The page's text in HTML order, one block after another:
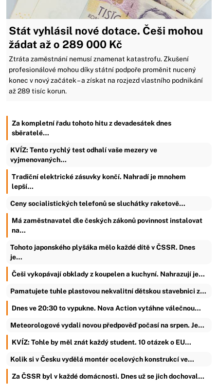
Stát vyhlásil nové dotace. Češi mohou
žádat až o 289 000 Kč
Ztráta zaměstnání nemusí znamenat katastrofu. Zkušení
profesionálové mohou díky státní podpoře proměnit nucený
konec v nový začátek – a získat na rozjezd vlastního podnikání
až 289 tisíc korun.
Za kompletní řadu tohoto hitu z devadesátek dnes
sběratelé…
KVÍZ: Tento rychlý test odhalí vaše mezery ve
vyjmenovaných…
Tradiční elektrické zásuvky končí. Nahradí je mnohem
lepší…
Ceny socialistických telefonů se sluchátky raketově…
Má zaměstnavatel dle českých zákonů povinnost instalovat
na…
Tohoto japonského plyšáka mělo každé dítě v ČSSR. Dnes
je…
Češi vykopávají obklady z koupelen a kuchyní. Nahrazují je…
Pamatujete tuhle plastovou nekvalitní dětskou stavebnici z…
Dnes ve 20:30 to vypukne. Nova Action vytáhne válečnou…
Meteorologové vydali novou předpověď počasí na srpen. Je…
KVÍZ: Tohle by měl znát každý student. 10 otázek o EU…
Kolik si v Česku vydělá montér ocelových konstrukcí ve…
Za ČSSR byl v každé domácnosti. Dnes už se jich dochoval…